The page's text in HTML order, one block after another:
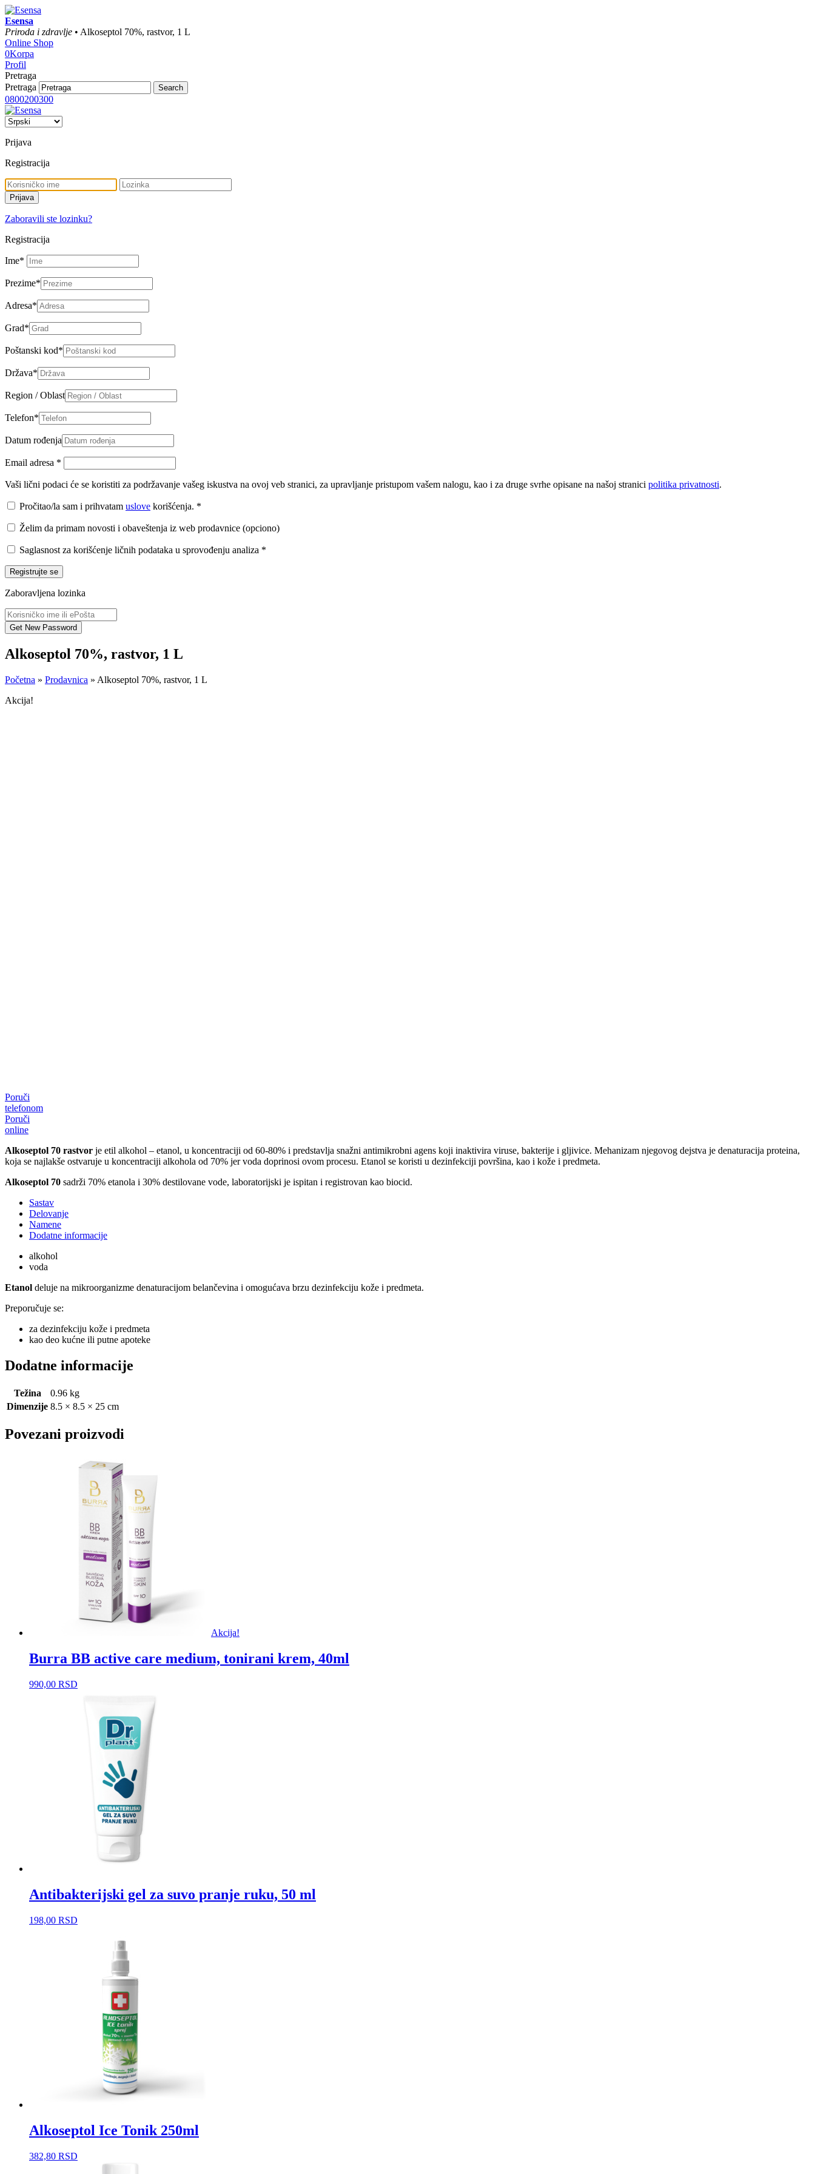
Esensa
Priroda i zdravlje • Alkoseptol 70%, rastvor, 1 L
Online Shop
0Korpa
Profil
Pretraga
Pretraga
0800200300
Prijava
Registracija
Zaboravili ste lozinku?
Registracija
Ime*
Prezime*
Adresa*
Grad*
Poštanski kod*
Država*
Region / Oblast
Telefon*
Datum rođenja
Email adresa *
Vaši lični podaci će se koristiti za podržavanje vašeg iskustva na ovoj veb stranici, za upravljanje pristupom vašem nalogu, kao i za druge svrhe opisane na našoj stranici politika privatnosti.
Pročitao/la sam i prihvatam uslove korišćenja. *
Želim da primam novosti i obaveštenja iz web prodavnice (opciono)
Saglasnost za korišćenje ličnih podataka u sprovođenju analiza *
Registrujte se
Zaboravljena lozinka
Alkoseptol 70%, rastvor, 1 L
Početna » Prodavnica » Alkoseptol 70%, rastvor, 1 L
Akcija!
Poruči
telefonom
Poruči
online
Alkoseptol 70 rastvor је еtil alkohol – etanol, u koncentraciji od 60-80% i predstavlja snažni antimikrobni agens koji inaktivira viruse, bakterije i gljivice. Mehanizam njegovog dejstva je denaturacija proteina,
koja se najlakše ostvaruje u koncentraciji alkohola od 70% jer voda doprinosi ovom procesu. Etanol se koristi u dezinfekciji površina, kao i kože i predmeta.
Alkoseptol 70 sadrži 70% etanola i 30% destilovane vode, laboratorijski je ispitan i registrovan kao biocid.
Sastav
Delovanje
Namene
Dodatne informacije
alkohol
voda
Etanol deluje na mikroorganizme denaturacijom belančevina i omogućava brzu dezinfekciju kože i predmeta.
Preporučuje se:
za dezinfekciju kože i predmeta
kao deo kućne ili putne apoteke
Dodatne informacije
Težina
0.96 kg
Dimenzije 8.5 × 8.5 × 25 cm
Povezani proizvodi
Akcija!
Burra BB active care medium, tonirani krem, 40ml
990,00 RSD
Antibakterijski gel za suvo pranje ruku, 50 ml
198,00 RSD
Alkoseptol Ice Tonik 250ml
382,80 RSD